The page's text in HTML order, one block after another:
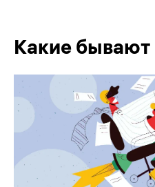
Какие бывают